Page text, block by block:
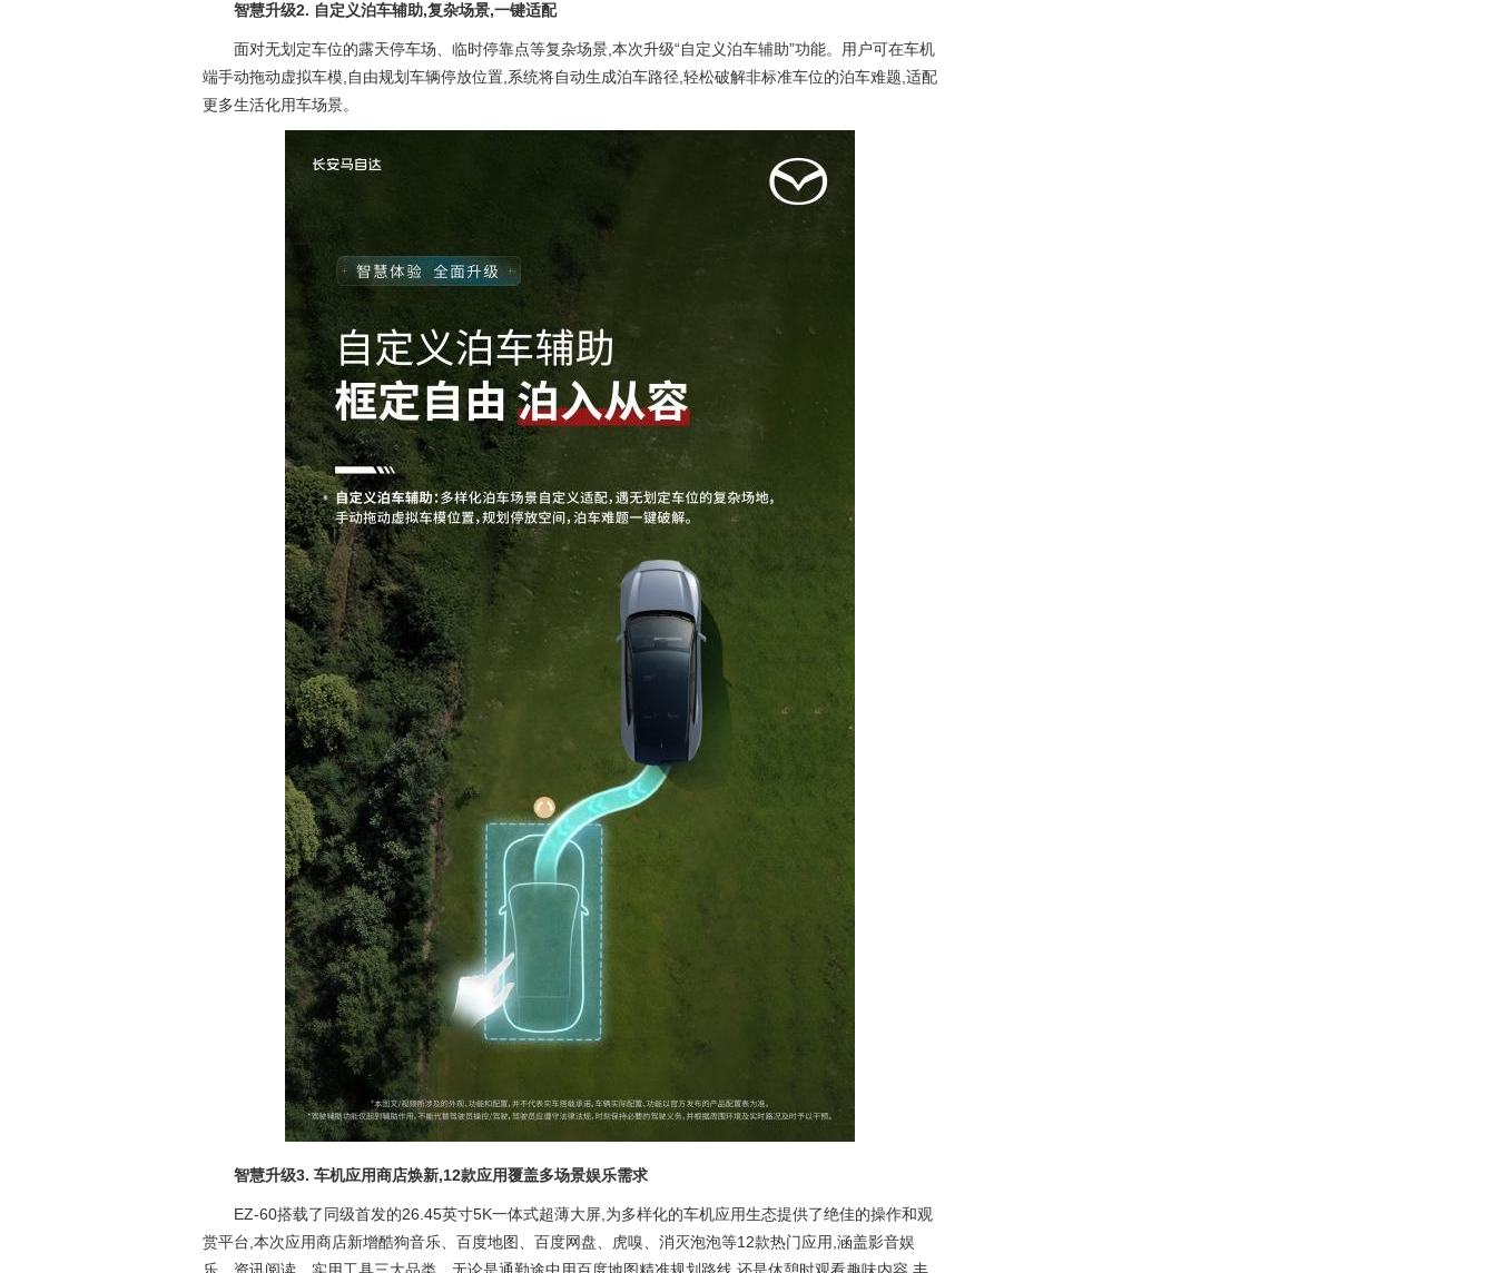
智慧升级2. 自定义泊车辅助,复杂场景,一键适配
面对无划定车位的露天停车场、临时停靠点等复杂场景,本次升级“自定义泊车辅助”功能。用户可在车机
端手动拖动虚拟车模,自由规划车辆停放位置,系统将自动生成泊车路径,轻松破解非标准车位的泊车难题,适配
更多生活化用车场景。
智慧升级3. 车机应用商店焕新,12款应用覆盖多场景娱乐需求
EZ-60搭载了同级首发的26.45英寸5K一体式超薄大屏,为多样化的车机应用生态提供了绝佳的操作和观
赏平台,本次应用商店新增酷狗音乐、百度地图、百度网盘、虎嗅、消灭泡泡等12款热门应用,涵盖影音娱